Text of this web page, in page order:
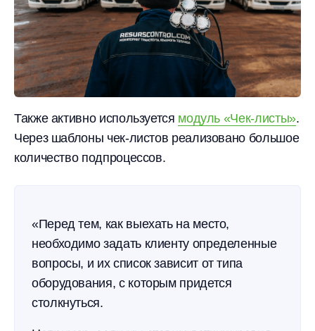
Также активно используется модуль «Чек-листы».
Через шаблоны чек-листов реализовано большое
количество подпроцессов.
«Перед тем, как выехать на место,
необходимо задать клиенту определенные
вопросы, и их список зависит от типа
оборудования, с которым придется
столкнуться.